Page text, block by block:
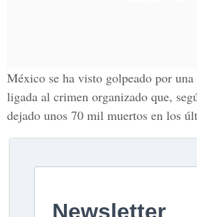
México se ha visto golpeado por
ligada al crimen organizado que,
dejado unos 70 mil muertos en los